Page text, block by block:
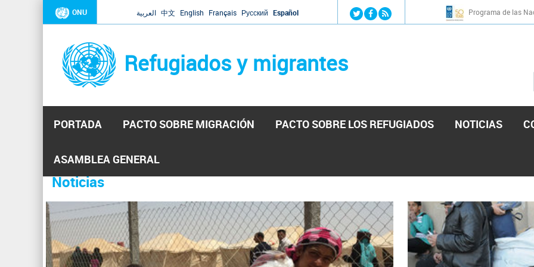
Jump to navigation
ONU العربية 中文 English Français Русский Español Programa de las
Refugiados y migrantes
PORTADA PACTO SOBRE MIGRACIÓN PACTO SOBRE LOS REFUGIADOS NOTICIAS
ASAMBLEA GENERAL
Se
encuentra
usted
aquí
Noticias
31 Ene 2019 -
El Secretario General ha respondido a la carta enviada por el presidente de la Asamblea Nacional de Venezuela solicitando a
ha reiterado que la ONU está lista para hacerlo, pero necesita el consentimiento y la colaboración del Gobierno.